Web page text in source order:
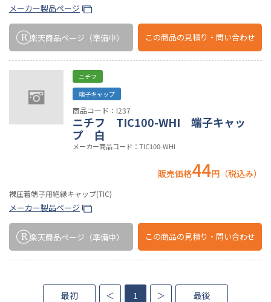
メーカー製品ページ
楽天商品ページ （準備中） この商品の見積り・問い合わせ
ニチフ
端子キャップ
商品コード：I237
ニチフ TIC100-WHI 端子キャッ
プ 白
メーカー商品コード：TIC100-WHI
販売価格44円（税込み）
裸圧着端子用絶縁キャップ(TIC)
メーカー製品ページ
楽天商品ページ （準備中） この商品の見積り・問い合わせ
最初 ＜ 1 ＞ 最後